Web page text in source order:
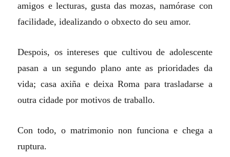
amigos e lecturas, gusta das mozas, namórase con
facilidade, idealizando o obxecto do seu amor.
Despois, os intereses que cultivou de adolescente
pasan a un segundo plano ante as prioridades da
vida; casa axiña e deixa Roma para trasladarse a
outra cidade por motivos de traballo.
Con todo, o matrimonio non funciona e chega a
ruptura.